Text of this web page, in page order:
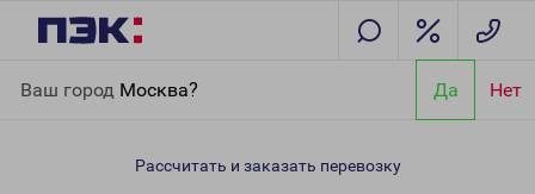
Ваш город Москва? Да Нет
Ярославль
Рассчитать и заказать перевозку